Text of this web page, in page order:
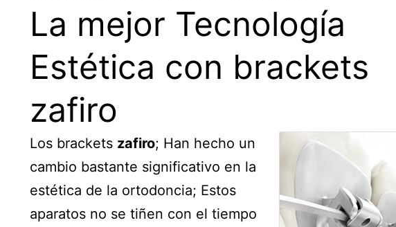
La mejor Tecnología
Estética con brackets
zafiro
Los brackets zafiro; Han hecho un
cambio bastante significativo en la
estética de la ortodoncia; Estos
aparatos no se tiñen con el tiempo